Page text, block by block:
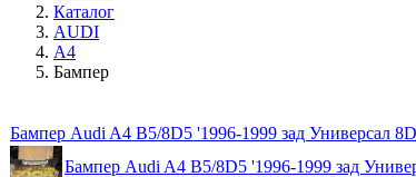
Каталог
AUDI
A4
Бампер
Бампер Audi A4 B5/8D5 '1996-1999 зад Универсал
Бампер Audi A4 B5/8D5 '1996-1999 зад